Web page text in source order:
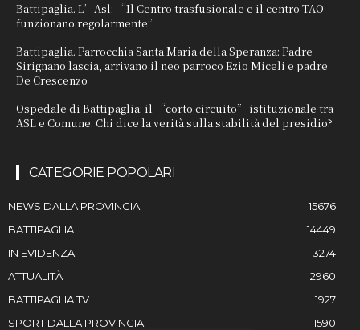
Battipaglia. L’Asl: “Il Centro trasfusionale e il centro TAO
funzionano regolarmente”
Battipaglia. Parrocchia Santa Maria della Speranza: Padre
Sirignano lascia, arrivano il neo parroco Ezio Miceli e padre
De Crescenzo
Ospedale di Battipaglia: il “corto circuito” istituzionale tra
ASL e Comune. Chi dice la verità sulla stabilità del presidio?
CATEGORIE POPOLARI
NEWS DALLA PROVINCIA
15676
BATTIPAGLIA
14449
IN EVIDENZA
3274
ATTUALITÀ
2960
BATTIPAGLIA TV
1927
SPORT DALLA PROVINCIA
1590